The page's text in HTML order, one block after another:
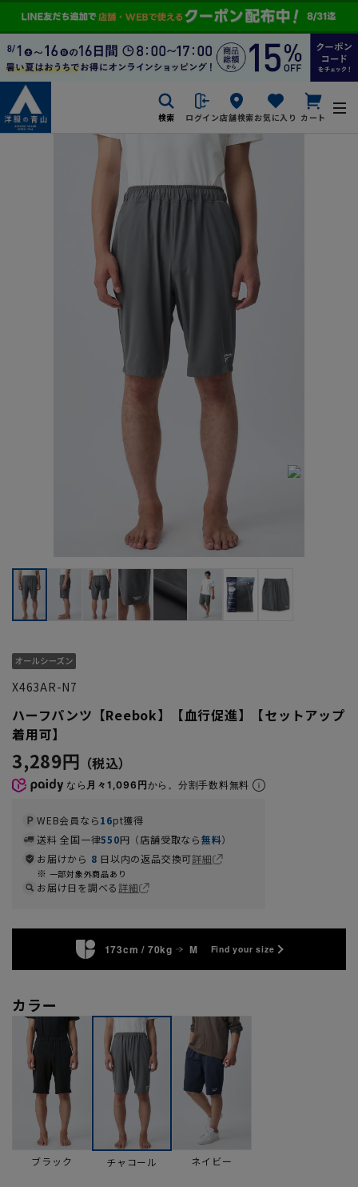
検索 ログイン店舗検索お気に入り カート
X463AR-N7
ハーフパンツ【Reebok】【血行促進】【セットアップ
着用可】
3,289円
なら 月々1,096円から。分割手数料無料
WEB会員なら16pt獲得
送料 全国一律550円（店舗受取なら無料）
お届けから 8 日以内の返品交換可詳細
一部対象外商品あり
お届け日を調べる詳細
173cm / 70kg M Find your size
カラー
ブラック チャコール ネイビー